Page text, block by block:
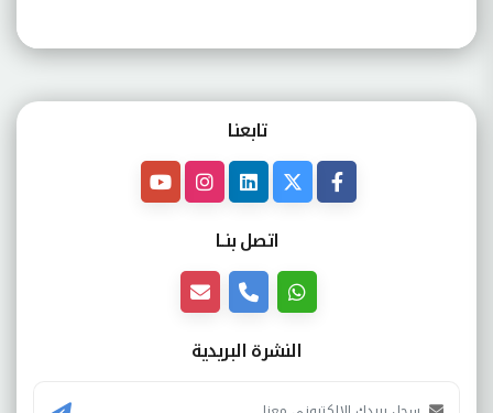
تابعنـا
اتصل بنــا
النشرة البريدية